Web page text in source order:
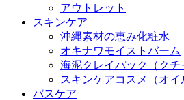
アウトレット
スキンケア
沖縄素材の恵み化粧水
オキナワモイストバーム
海泥クレイパック（クチ
スキンケアコスメ（オイ
バスケア